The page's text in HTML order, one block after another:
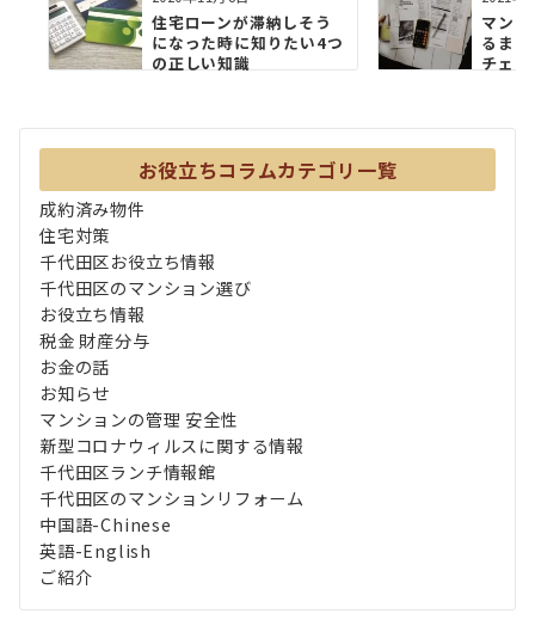
住宅ローンが滞納しそう
になった時に知りたい4つ
の正しい知識
マン
るま
チェ
お役立ちコラムカテゴリ一覧
成約済み物件
住宅対策
千代田区お役立ち情報
千代田区のマンション選び
お役立ち情報
税金 財産分与
お金の話
お知らせ
マンションの管理 安全性
新型コロナウィルスに関する情報
千代田区ランチ情報館
千代田区のマンションリフォーム
中国語-Chinese
英語-English
ご紹介